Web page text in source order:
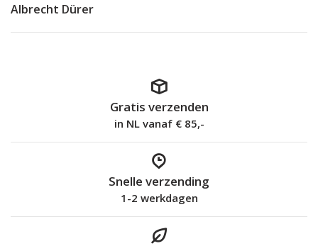
Albrecht Dürer
Gratis verzenden
in NL vanaf € 85,-
Snelle verzending
1-2 werkdagen